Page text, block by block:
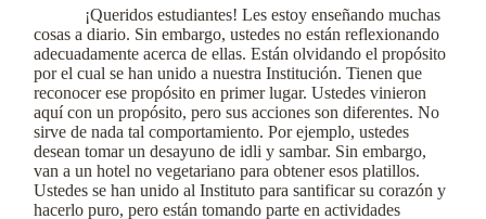
¡Queridos estudiantes! Les estoy enseñando muchas
cosas a diario. Sin embargo, ustedes no están reflexionando
adecuadamente acerca de ellas. Están olvidando el propósito
por el cual se han unido a nuestra Institución. Tienen que
reconocer ese propósito en primer lugar. Ustedes vinieron
aquí con un propósito, pero sus acciones son diferentes. No
sirve de nada tal comportamiento. Por ejemplo, ustedes
desean tomar un desayuno de idli y sambar. Sin embargo,
van a un hotel no vegetariano para obtener esos platillos.
Ustedes se han unido al Instituto para santificar su corazón y
hacerlo puro, pero están tomando parte en actividades